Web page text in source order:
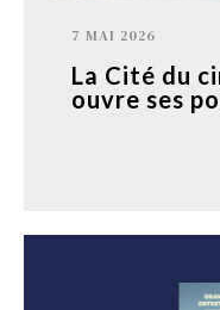
7 MAI 2026
La Cité du
ouvre ses